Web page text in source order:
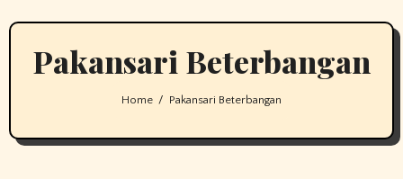
Pakansari Beterbangan
Home Pakansari Beterbangan